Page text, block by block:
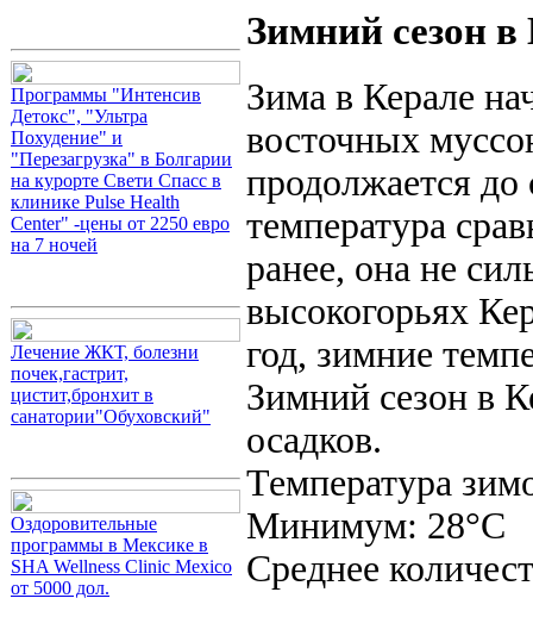
Программы "Интенсив
Детокс", "Ультра
Похудение" и
"Перезагрузка" в Болгарии
на курорте Свети Спасс в
клинике Pulse Health
Center" -цены от 2250 евро
на 7 ночей
Лечение ЖКТ, болезни
почек,гастрит,
цистит,бронхит в
санатории"Обуховский"
Оздоровительные
программы в Мексике в
SHA Wellness Clinic Mexico
от 5000 дол.
Зимний сезон в
Зима в Керале
восточных
продолжается до
температура
ранее, она не
высокогорьях
год, зимние
Зимний сезон в
осадков.
Температура
Минимум: 28°C
Среднее